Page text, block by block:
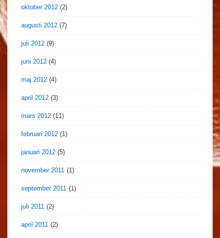
oktober 2012 (2)
augusti 2012 (7)
juli 2012 (9)
juni 2012 (4)
maj 2012 (4)
april 2012 (3)
mars 2012 (11)
februari 2012 (1)
januari 2012 (5)
november 2011 (1)
september 2011 (1)
juli 2011 (2)
april 2011 (2)